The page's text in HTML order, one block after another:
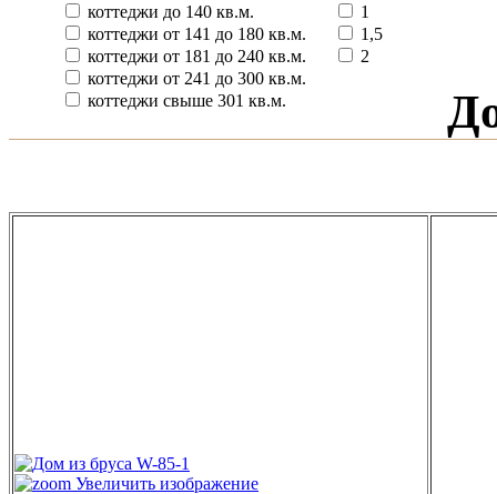
коттеджи до 140 кв.м.
коттеджи от 141 до 180 кв.м.
коттеджи от 181 до 240 кв.м.
коттеджи от 241 до 300 кв.м.
коттеджи свыше 301 кв.м.
1
1,5
2
Увеличить изображение